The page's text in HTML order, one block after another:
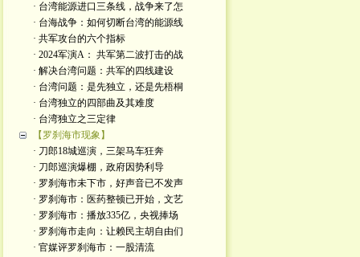
· 台湾能源进口三条线，战争来了怎
· 台海战争：如何切断台湾的能源线
· 共军攻台的六个指标
· 2024军演A： 共军第二波打击的战
· 解决台湾问题：共军的四线建设
· 台湾问题：是先独立，还是先梧桐
· 台湾独立的四部曲及其难度
· 台湾独立之三定律
【罗刹海市现象】
· 刀郎18城巡演，三架马车狂奔
· 刀郎巡演爆棚，政府因势利导
· 罗刹海市未下市，好声音已不发声
· 罗刹海市：医药整顿已开始，文艺
· 罗刹海市：播放335亿，央视捧场
· 罗刹海市走向：让赖民主胡自由们
· 官媒评罗刹海市：一股清流